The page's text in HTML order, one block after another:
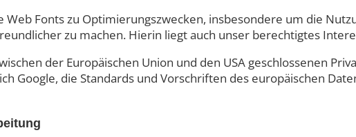
Web Fonts zu Optimierungszwecken, insbesondere um die
zu machen. Hierin liegt auch unser berechtigtes
der Europäischen Union und den USA geschlossenen
Google, die Standards und Vorschriften des europäischen